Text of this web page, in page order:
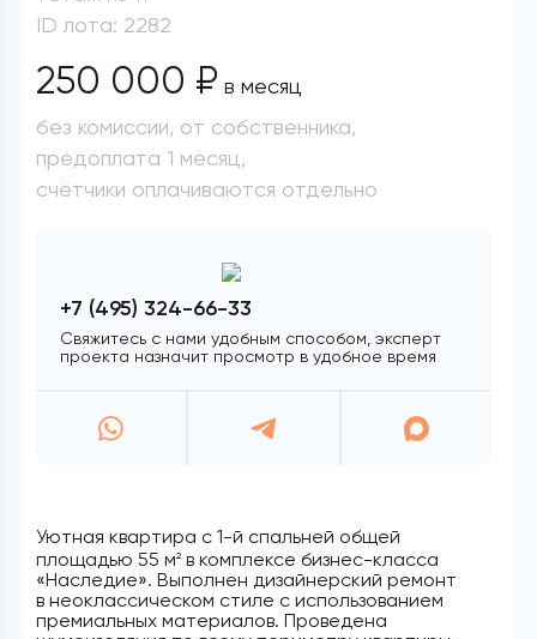
Уютная квартира с 1-й спальней общей
площадью 55 м2 в комплексе бизнес-класса
«Наследие». Выполнен дизайнерский ремонт
в неоклассическом стиле с использованием
премиальных материалов. Проведена
ID лота: 2282
250 000 ₽ в месяц
без комиссии, от собственника,
предоплата 1 месяц,
счётчики оплачиваются отдельно
+7 (495) 324-66-33
Свяжитесь с нами удобным способом, эксперт
проекта назначит просмотр в удобное время